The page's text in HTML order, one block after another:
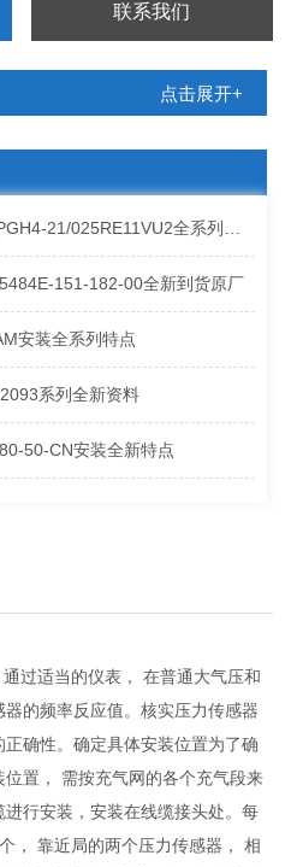
联系我们
点击展开+
REXROTH力士乐齿轮泵PGH4-21/025RE11VU2全系列发货原理
151-182-00全新到货原厂
安装全系列特点
系列全新资料
50-CN安装全新特点
过适当的仪表， 在普通大气压和
的频率反应值。核实压力传感器
确性。确定具体安装位置为了确
置， 需按充气网的各个充气段来
行安装，安装在线缆接头处。每
， 靠近局的两个压力传感器， 相